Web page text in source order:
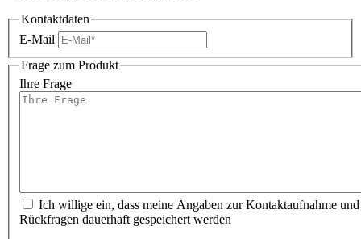
Kontaktdaten
E-Mail
Frage zum Produkt
Ihre Frage
Ich willige ein, dass meine Angaben zur Kontaktaufnahme
Rückfragen dauerhaft gespeichert werden